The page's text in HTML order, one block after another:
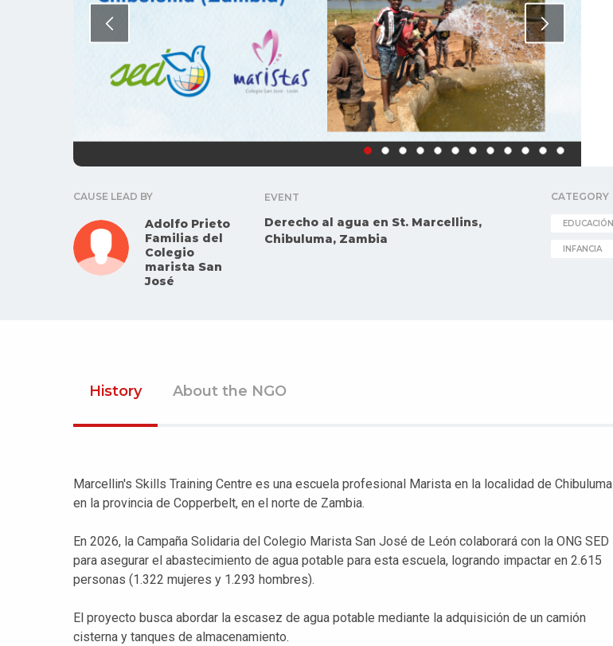
CAUSE LEAD BY
Adolfo Prieto
Familias del
Colegio
marista San
José
EVENT
Derecho al agua en St. Marcellins,
Chibuluma, Zambia
CATEGORY
EDUCACIÓN
INFANCIA
History About the NGO
Marcellin's Skills Training Centre es una escuela profesional Marista en la localidad de Chibuluma
en la provincia de Copperbelt, en el norte de Zambia.
En 2026, la Campaña Solidaria del Colegio Marista San José de León colaborará con la ONG SED
para asegurar el abastecimiento de agua potable para esta escuela, logrando impactar en 2.615
personas (1.322 mujeres y 1.293 hombres).
El proyecto busca abordar la escasez de agua potable mediante la adquisición de un camión
cisterna y tanques de almacenamiento.